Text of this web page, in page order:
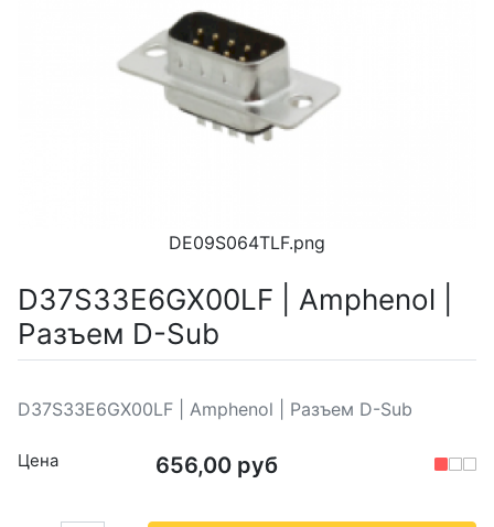
DE09S064TLF.png
D37S33E6GX00LF | Amphenol |
Разъем D-Sub
D37S33E6GX00LF | Amphenol | Разъем D-Sub
Цена 656,00 руб